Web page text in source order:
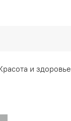
и здоровье